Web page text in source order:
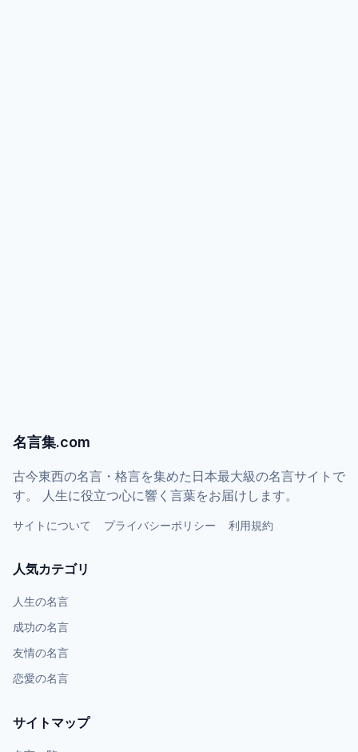
名言集.com
古今東西の名言・格言を集めた日本最大級の名言サイトで
す。 人生に役立つ心に響く言葉をお届けします。
サイトについて プライバシーポリシー 利用規約
人気カテゴリ
人生の名言
成功の名言
友情の名言
恋愛の名言
サイトマップ